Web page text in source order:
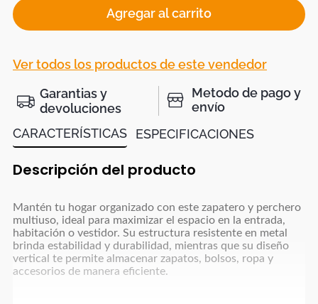
Agregar al carrito
Ver todos los productos de este vendedor
Garantias y
devoluciones
Metodo de pago y
envío
CARACTERÍSTICAS
ESPECIFICACIONES
Descripción del producto
Mantén tu hogar organizado con este zapatero y perchero
multiuso, ideal para maximizar el espacio en la entrada,
habitación o vestidor. Su estructura resistente en metal
brinda estabilidad y durabilidad, mientras que su diseño
vertical te permite almacenar zapatos, bolsos, ropa y
accesorios de manera eficiente.